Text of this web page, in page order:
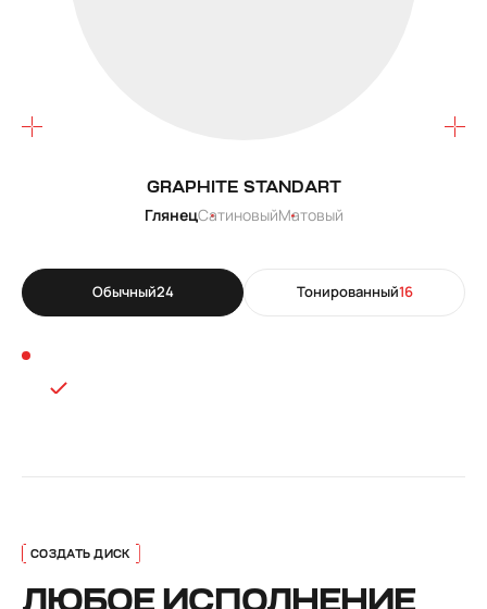
Обычный24 Тонированный16
GRAPHITE STANDART
ГлянецСатиновыйМатовый
ЛЮБОЕ ИСПОЛНЕНИЕ